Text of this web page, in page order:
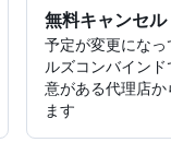
無料キャンセル
予定が変更にな
ルズコンバイン
意がある代理店
ます